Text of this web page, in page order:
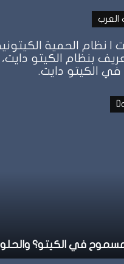
العرب
بنظام الكيتو
في الكيتو دايت.
مسموح في الكيتو؟